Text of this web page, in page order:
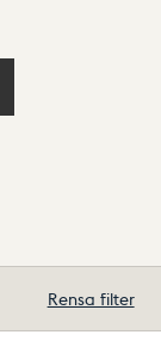
Rensa filter